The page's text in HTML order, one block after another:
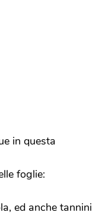
in questa
foglie:
ed anche tannini